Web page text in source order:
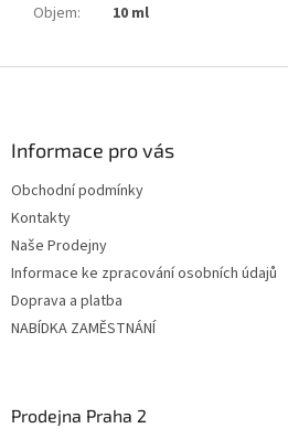
Objem: 10 ml
Informace pro vás
Obchodní podmínky
Kontakty
Naše Prodejny
Informace ke zpracování osobních údajů
Doprava a platba
NABÍDKA ZAMĚSTNÁNÍ
Prodejna Praha 2